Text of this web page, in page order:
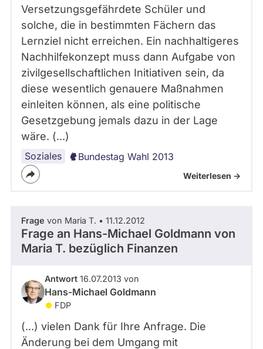
Versetzungsgefährdete Schüler und
solche, die in bestimmten Fächern das
Lernziel nicht erreichen. Ein nachhaltigeres
Nachhilfekonzept muss dann Aufgabe von
zivilgesellschaftlichen Initiativen sein, da
diese wesentlich genauere Maßnahmen
einleiten können, als eine politische
Gesetzgebung jemals dazu in der Lage
wäre. (...)
Soziales Bundestag Wahl 2013
Weiterlesen ->
Frage von Maria T. • 11.12.2012
Frage an Hans-Michael Goldmann von
Maria T. bezüglich Finanzen
Antwort 16.07.2013 von
Hans-Michael Goldmann
FDP
(...) vielen Dank für Ihre Anfrage. Die
Änderung bei dem Umgang mit